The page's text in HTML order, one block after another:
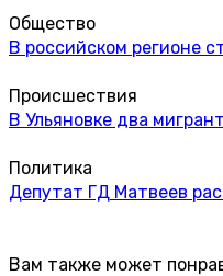
Общество
В российском регионе
Происшествия
В Ульяновке два
Политика
Депутат ГД Матвеев
Вам также может